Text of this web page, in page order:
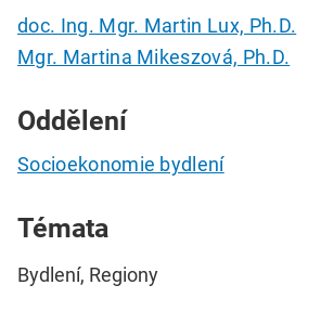
doc. Ing. Mgr. Martin Lux, Ph.D.
Mgr. Martina Mikeszová, Ph.D.
Oddělení
Socioekonomie bydlení
Témata
Bydlení, Regiony